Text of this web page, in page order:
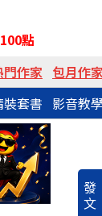
點
門作家 包月作
裝套書 影音教
發
文